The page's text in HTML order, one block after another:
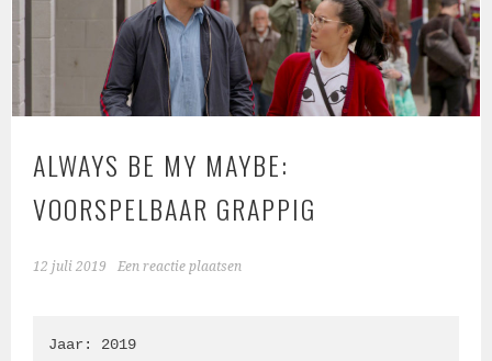
ALWAYS BE MY MAYBE:
VOORSPELBAAR GRAPPIG
12 juli 2019 Een reactie plaatsen
Jaar: 2019